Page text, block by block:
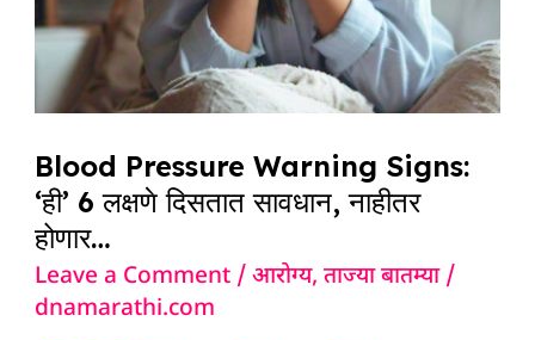
Blood Pressure Warning Signs:
‘ही’ 6 लक्षणे दिसतात सावधान, नाहीतर
होणार…
Leave a Comment /आरोग्य,ताज्या बातम्या/
dnamarathi.com
नाहीतर
होणार…